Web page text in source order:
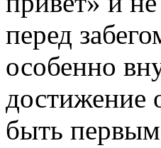
перед
особенно
достижение
быть